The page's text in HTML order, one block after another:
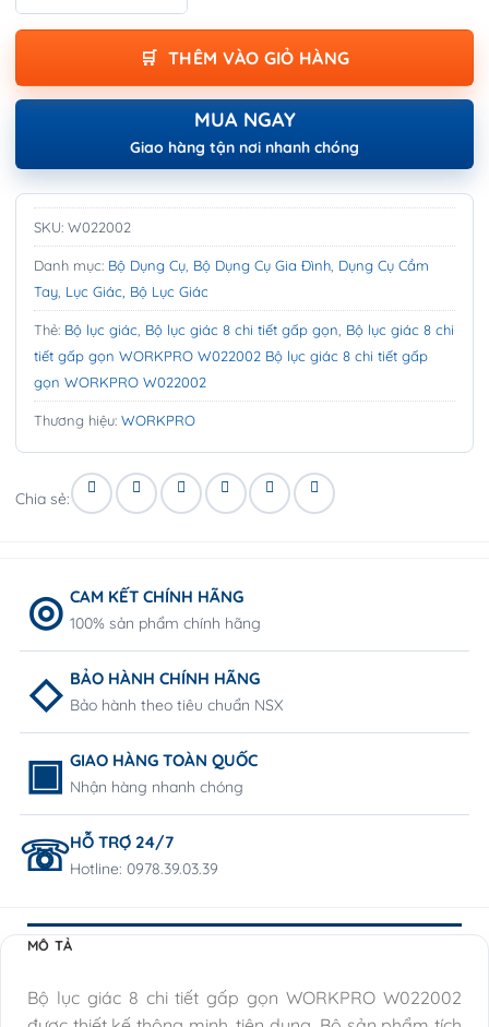
THÊM VÀO GIỎ HÀNG
MUA NGAY
Giao hàng tận nơi nhanh chóng
SKU: W022002
Danh mục: Bộ Dụng Cụ Bộ Dụng Cụ Gia Đình Dụng Cụ Cầm
Tay Lục Giác, Bộ Lục Giác
Thẻ: Bộ lục giác Bộ lục giác 8 chi tiết gấp gọn Bộ lục giác 8 chi
tiết gấp gọn WORKPRO W022002 Bộ lục giác 8 chi tiết gấp
gọn WORKPRO W022002
Thương hiệu: WORKPRO
Chia sẻ:
CAM KẾT CHÍNH HÃNG
100% sản phẩm chính hãng
BẢO HÀNH CHÍNH HÃNG
Bảo hành theo tiêu chuẩn NSX
GIAO HÀNG TOÀN QUỐC
Nhận hàng nhanh chóng
HỖ TRỢ 24/7
Hotline: 0978.39.03.39
MÔ TẢ
Bộ lục giác 8 chi tiết gấp gọn WORKPRO W022002